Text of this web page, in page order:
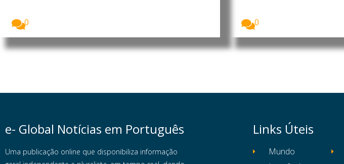
0
0
e- Global Notícias em Português
Uma publicação online que disponibiliza informação
Links Úteis
Mundo